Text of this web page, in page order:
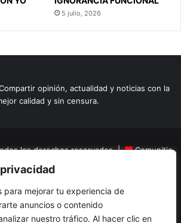
para mejorar tu experiencia de
anuncios o contenido
nuestro tráfico. Al hacer clic en
5 julio, 2026
opinión, actualidad y noticias con la
calidad y sin censura.
los derechos reservados |
Comunitic
SAS BICNit 901228106
Variedades Opinion Turismo
Caricaturas Reportajes